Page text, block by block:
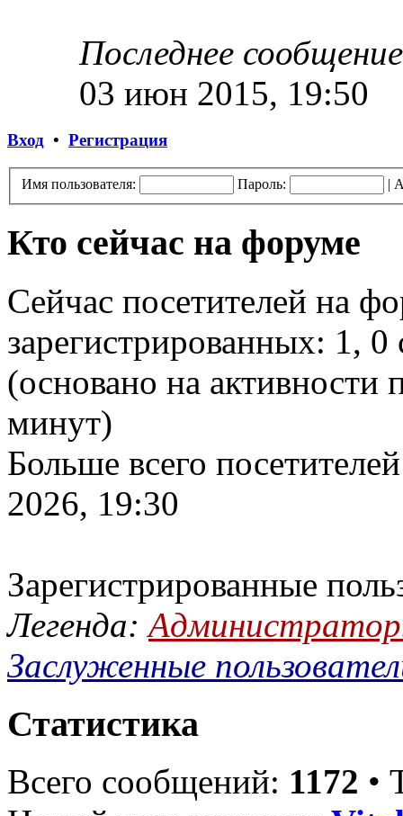
Последнее сообщение
03 июн 2015, 19:50
Вход • Регистрация
Имя пользователя: Пароль: |
Кто сейчас на форуме
Сейчас посетителей на
зарегистрированных: 1,
(основано на активности
минут)
Больше всего
2026, 19:30
Зарегистрированные
Легенда:
Заслуженные
Статистика
Всего сообщений: 1172 •